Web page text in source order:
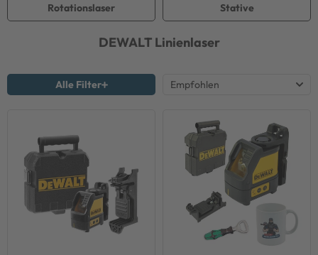
Rotationslaser Stative
DEWALT Linienlaser
Alle Filter